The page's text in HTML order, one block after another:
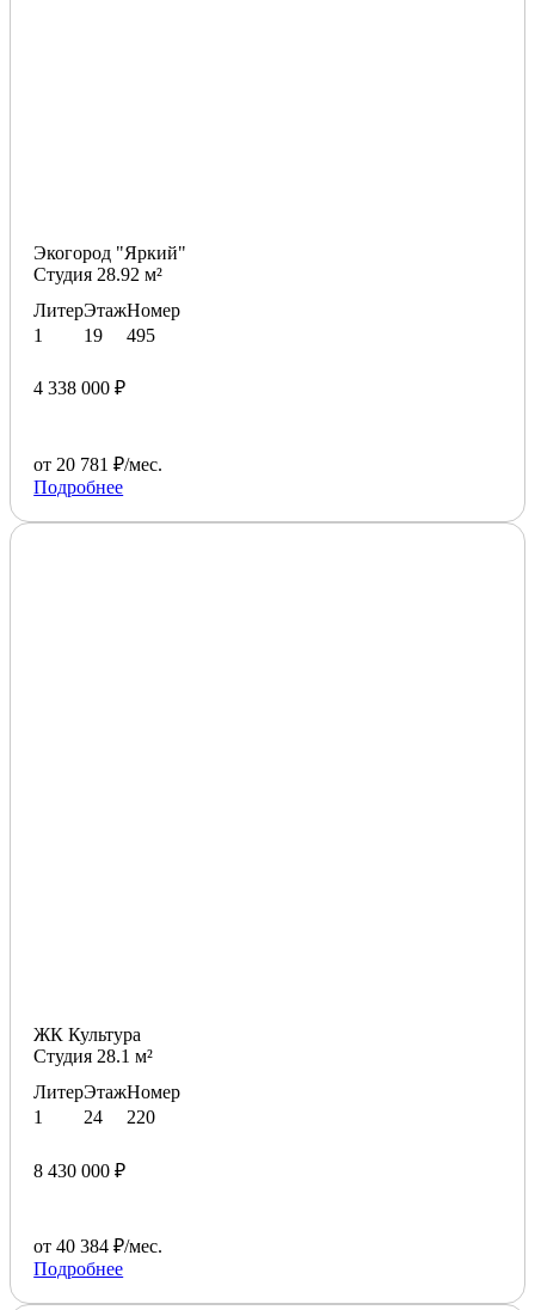
Экогород "Яркий"
Студия 28.92 м²
Литер
1
Этаж
19
Номер
495
4 338 000 ₽
от 20 781 ₽/мес.
Подробнее
ЖК Культура
Студия 28.1 м²
Литер
1
Этаж
24
Номер
220
8 430 000 ₽
от 40 384 ₽/мес.
Подробнее